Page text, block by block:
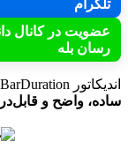
تلگرام
عضویت در کانال
رسان بله
اندیکاتور BarDuration همین موضوع را به شکل یک
ساده، واضح و